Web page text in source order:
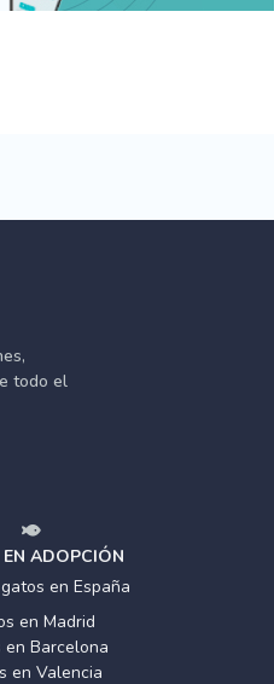
todo el
ADOPCIÓN
en España
en Madrid
en Barcelona
en Valencia